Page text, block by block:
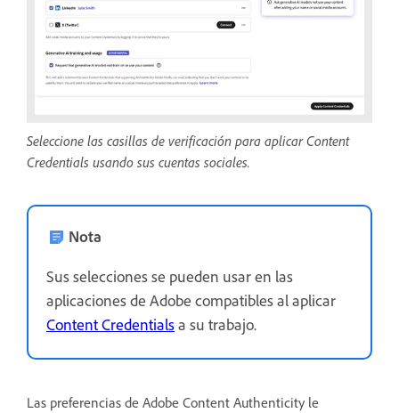
Seleccione las casillas de verificación para aplicar Content
Credentials usando sus cuentas sociales.
Nota
Sus selecciones se pueden usar en las
aplicaciones de Adobe compatibles al aplicar
Content Credentialsa su trabajo.
Las preferencias de Adobe Content Authenticity le